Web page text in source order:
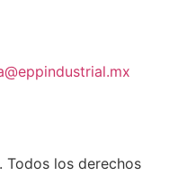
los derechos